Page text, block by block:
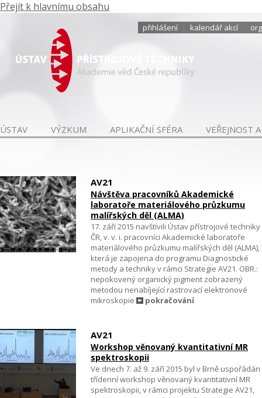
Přejít k hlavnímu obsahu
přihlášení kalendář akcí
ÚSTAV VÝZKUM APLIKAČNÍ SFÉRA VEŘEJNOST
AV21
Návštěva pracovníků Akademické
laboratoře materiálového průzkumu
malířských děl (ALMA)
17. září 2015 navštívili Ústav přístrojové techniky
ČR, v. v. i. pracovníci Akademické laboratoře
materiálového průzkumu malířských děl (ALMA),
která je zapojena do programu Diagnostické
metody a techniky v rámci Strategie AV21. OBR.:
nepokovený organický pigment zobrazený
metodou nenabíjející rastrovací elektronové
mikroskopie
pokračování
AV21
Workshop věnovaný kvantitativní MR
spektroskopii
Ve dnech 7. až 9. září 2015 byl v Brně uspořádán
třídenní workshop věnovaný kvantitativní MR
spektroskopii, v rámci projektu Strategie AV21,